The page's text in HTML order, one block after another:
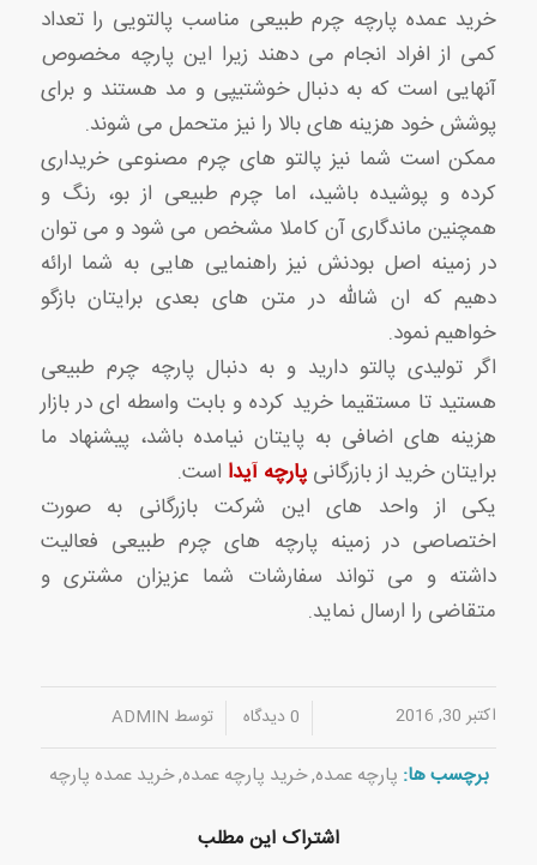
خرید عمده پارچه چرم طبیعی مناسب پالتویی را تعداد
کمی از افراد انجام می دهند زیرا این پارچه مخصوص
آنهایی است که به دنبال خوشتیپی و مد هستند و برای
پوشش خود هزینه های بالا را نیز متحمل می شوند.
ممکن است شما نیز پالتو های چرم مصنوعی خریداری
کرده و پوشیده باشید، اما چرم طبیعی از بو، رنگ و
همچنین ماندگاری آن کاملا مشخص می شود و می توان
در زمینه اصل بودنش نیز راهنمایی هایی به شما ارائه
دهیم که ان شالله در متن های بعدی برایتان بازگو
خواهیم نمود.
اگر تولیدی پالتو دارید و به دنبال پارچه چرم طبیعی
هستید تا مستقیما خرید کرده و بابت واسطه ای در بازار
هزینه های اضافی به پایتان نیامده باشد، پیشنهاد ما
برایتان خرید از بازرگانی پارچه آیدا است.
یکی از واحد های این شرکت بازرگانی به صورت
اختصاصی در زمینه پارچه های چرم طبیعی فعالیت
داشته و می تواند سفارشات شما عزیزان مشتری و
متقاضی را ارسال نماید.
اکتبر 30, 2016 0 دیدگاه/ توسط ADMIN
برچسب ها: پارچه عمده,خرید پارچه عمده,خرید عمده پارچه
اشتراک این مطلب